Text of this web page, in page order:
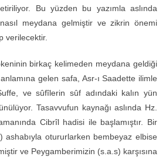
Bu yüzden bu yazımla aslında
meydana gelmiştir ve zikrin önemi
verilecektir.
birkaç kelimeden meydana geldiği
gelen safa, Asr-ı Saadette ilimle
ve sûfîlerin sûf adındaki kalın yün
Tasavvufun kaynağı aslında Hz.
Cibrîl hadisi ile başlamıştır. Bir
ashabıyla otururlarken bembeyaz elbise
ve Peygamberimizin (s.a.s) karşısına